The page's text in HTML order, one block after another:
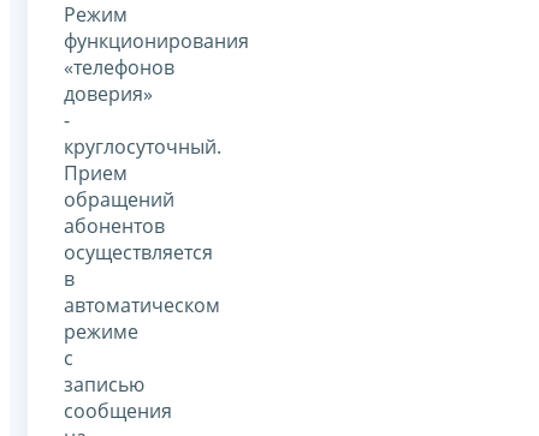
Режим
функционирования
«телефонов
доверия»
-
круглосуточный.
Прием
обращений
абонентов
осуществляется
в
автоматическом
режиме
с
записью
сообщения